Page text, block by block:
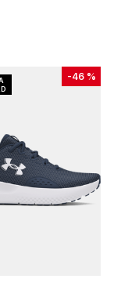
-46 %